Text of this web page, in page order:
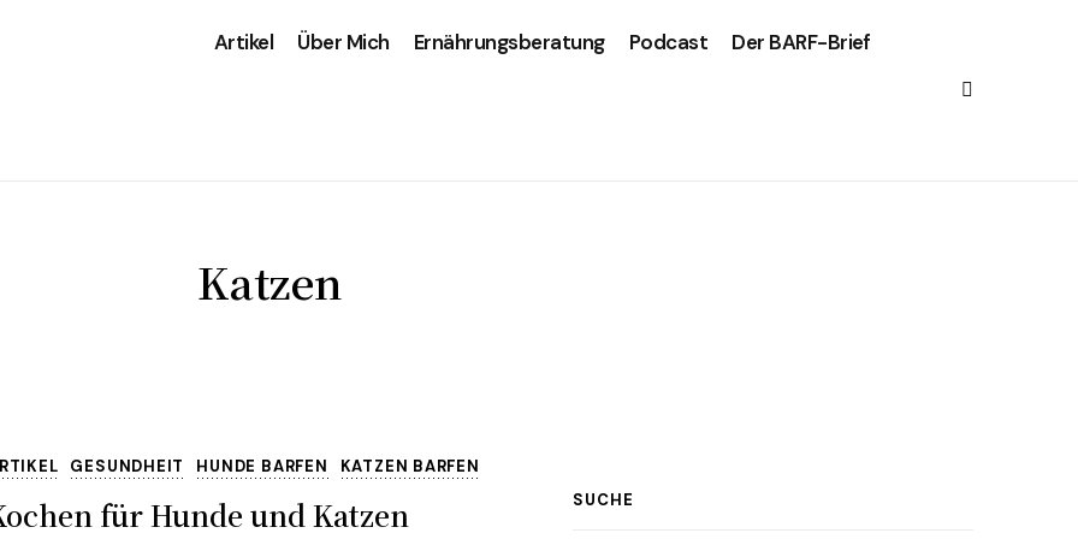
Artikel Über Mich Ernährungsberatung Podcast Der BARF-Brief
Katzen
GESUNDHEIT HUNDE BARFEN KATZEN BARFEN
für Hunde und Katzen SUCHE